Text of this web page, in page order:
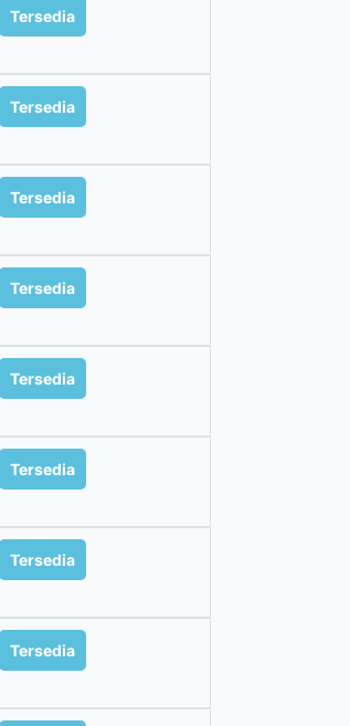
Tersedia
Tersedia
Tersedia
Tersedia
Tersedia
Tersedia
Tersedia
Tersedia